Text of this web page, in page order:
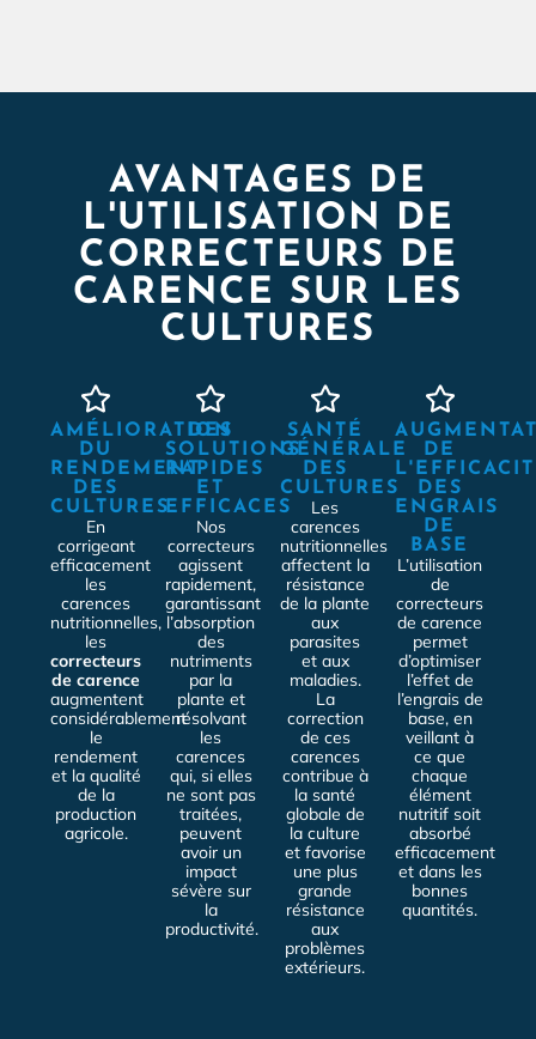
AVANTAGES DE
L'UTILISATION DE
CORRECTEURS DE
CARENCE SUR LES
CULTURES
AMÉLIORATION
DU
RENDEMENT
DES
CULTURES
En
corrigeant
efficacement
les
carences
nutritionnelles,
les
correcteurs
de carence
augmentent
considérablement
le
rendement
et la qualité
de la
production
agricole.
DES
SOLUTIONS
RAPIDES
ET
EFFICACES
Nos
correcteurs
agissent
rapidement,
garantissant
l’absorption
des
nutriments
par la
plante et
résolvant
les
carences
qui, si elles
ne sont pas
traitées,
peuvent
avoir un
impact
sévère sur
la
productivité.
SANTÉ
GÉNÉRALE
DES
CULTURES
Les
carences
nutritionnelles
affectent la
résistance
de la plante
aux
parasites
et aux
maladies.
La
correction
de ces
carences
contribue à
la santé
globale de
la culture
et favorise
une plus
grande
résistance
aux
problèmes
extérieurs.
DE
DES
ENGRAIS
DE
BASE
L’utilisation
de
correcteurs
de carence
permet
d’optimiser
l’effet de
l’engrais de
base, en
veillant à
ce que
chaque
élément
nutritif soit
absorbé
efficacement
et dans les
bonnes
quantités.